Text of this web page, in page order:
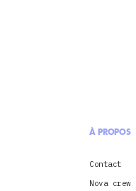
À PROPOS
Contact
Nova crew